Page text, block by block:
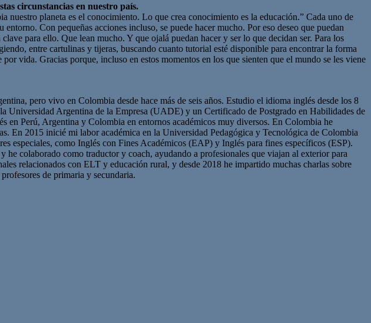
circunstancias en nuestro país.
nuestro planeta es el conocimiento. Lo que crea conocimiento es la educación.” Cada uno de
Con pequeñas acciones incluso, se puede hacer mucho. Por eso deseo que puedan
para ello. Que lean mucho. Y que ojalá puedan hacer y ser lo que decidan ser. Para los
entre cartulinas y tijeras, buscando cuanto tutorial esté disponible para encontrar la forma
vida. Gracias porque, incluso en estos momentos en los que sienten que el mundo se les viene
pero vivo en Colombia desde hace más de seis años. Estudio el idioma inglés desde los 8
Universidad Argentina de la Empresa (UADE) y un Certificado de Postgrado en Habilidades de
Perú, Argentina y Colombia en entornos académicos muy diversos. En Colombia he
En 2015 inicié mi labor académica en la Universidad Pedagógica y Tecnológica de Colombia
especiales, como Inglés con Fines Académicos (EAP) y Inglés para fines específicos (ESP).
colaborado como traductor y coach, ayudando a profesionales que viajan al exterior para
relacionados con ELT y educación rural, y desde 2018 he impartido muchas charlas sobre
de primaria y secundaria.